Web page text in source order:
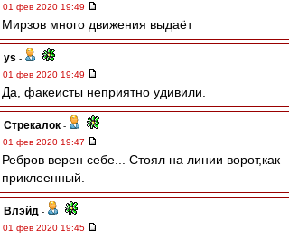
01 фев 2020 19:49
Мирзов много движения выдаёт
ys -
01 фев 2020 19:49
Да, факеисты неприятно удивили.
Стрекалок -
01 фев 2020 19:47
Ребров верен себе... Стоял на линии ворот,как
приклеенный.
Влэйд -
01 фев 2020 19:45